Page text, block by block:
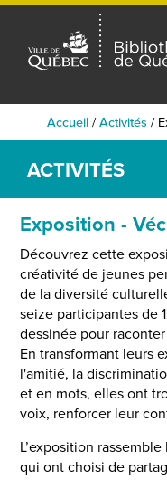
Accueil/Activités /
ACTIVITÉS
Exposition -
Découvrez cette
créativité de jeunes
de la diversité
seize participantes de
dessinée pour
En transformant leurs
l'amitié, la
et en mots, elles ont
voix, renforcer leur
L’exposition
qui ont choisi de